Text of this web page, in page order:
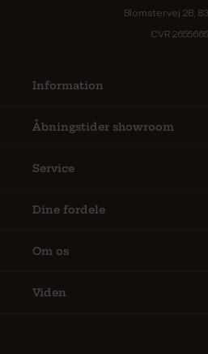
Blomstervej 2B,
CVR
Information
Åbningstider showroom
Service
Dine fordele
Om os
Viden